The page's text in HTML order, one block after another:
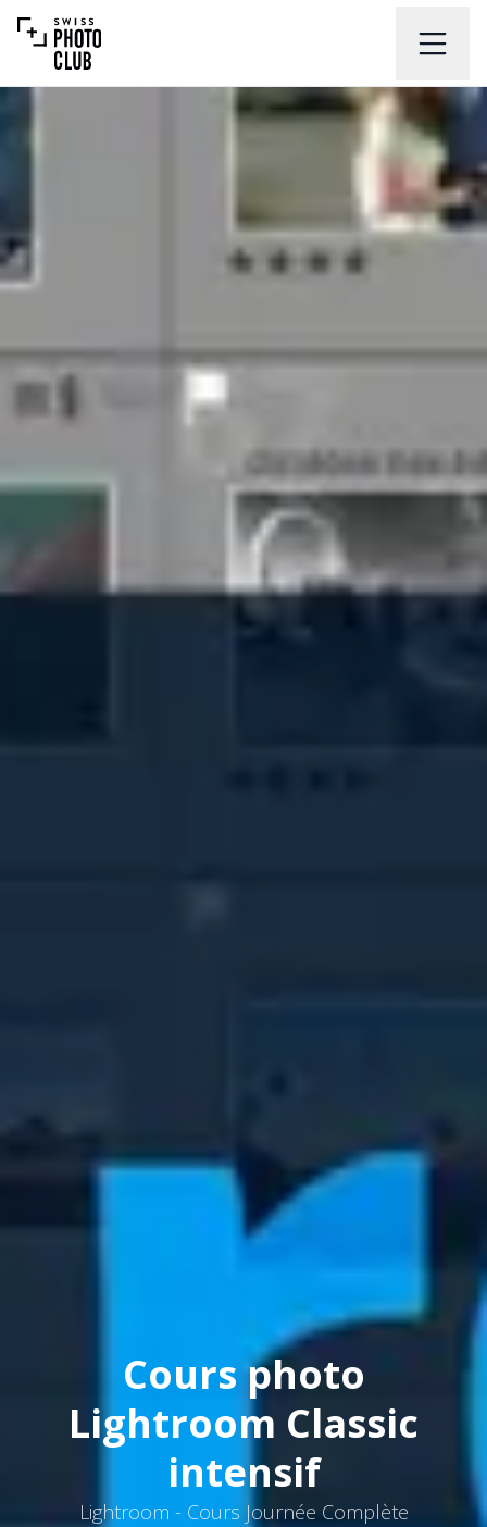
Cours photo
Lightroom Classic
intensif
Lightroom - Cours Journée Complète